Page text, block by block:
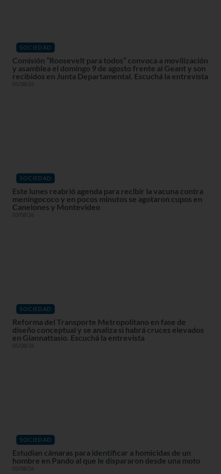
SOCIEDAD
Comisión “Roosevelt para todos” convoca a movilización
y asamblea el domingo 9 de agosto frente al Geant y son
recibidos en Junta Departamental. Escuchá la entrevista
05/08/26
SOCIEDAD
Este lunes reabrió agenda para recibir la vacuna contra
meningococo y en pocos minutos se agotaron cupos en
Canelones y Montevideo
03/08/26
SOCIEDAD
Reforma del Transporte Metropolitano en fase de
diseño conceptual y se analiza si habrá cruces elevados
en Giannattasio. Escuchá la entrevista
05/08/26
SOCIEDAD
Estudian cámaras para identificar a homicidas de un
hombre en Pando al que le dispararon desde una moto
03/08/26